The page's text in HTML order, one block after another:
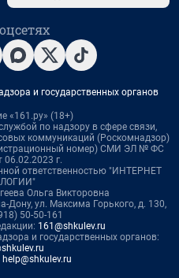
и государственных органов
«161.ру» (18+)
по надзору в сфере связи,
коммуникаций (Роскомнадзор)
номер) СМИ ЭЛ № ФС
06.02.2023 г.
ответственностью "ИНТЕРНЕТ
Ольга Викторовна
Дону, ул. Максима Горького, д. 130,
50-50-161
161@shkulev.ru
и государственных органов:
help@shkulev.ru